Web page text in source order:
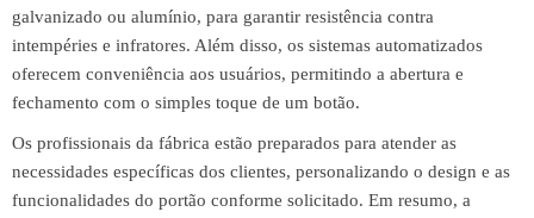
galvanizado ou alumínio, para garantir resistência contra
intempéries e infratores. Além disso, os sistemas automatizados
oferecem conveniência aos usuários, permitindo a abertura e
fechamento com o simples toque de um botão.
Os profissionais da fábrica estão preparados para atender as
necessidades específicas dos clientes, personalizando o design e as
funcionalidades do portão conforme solicitado. Em resumo, a